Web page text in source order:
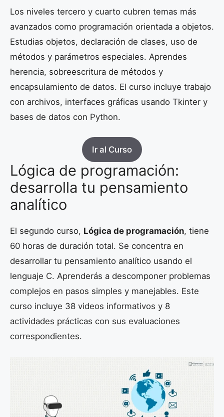
Los niveles tercero y cuarto cubren temas más
avanzados como programación orientada a objetos.
Estudias objetos, declaración de clases, uso de
métodos y parámetros especiales. Aprendes
herencia, sobreescritura de métodos y
encapsulamiento de datos. El curso incluye trabajo
con archivos, interfaces gráficas usando Tkinter y
bases de datos con Python.
Ir al Curso
Lógica de programación:
desarrolla tu pensamiento
analítico
El segundo curso, Lógica de programación, tiene
60 horas de duración total. Se concentra en
desarrollar tu pensamiento analítico usando el
lenguaje C. Aprenderás a descomponer problemas
complejos en pasos simples y manejables. Este
curso incluye 38 videos informativos y 8
actividades prácticas con sus evaluaciones
correspondientes.